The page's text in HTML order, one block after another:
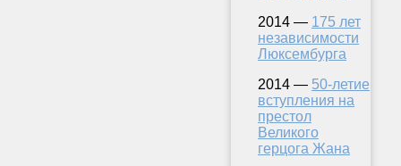
2014 — 175 лет
независимости
Люксембурга
2014 — 50-летие
вступления на
престол
Великого
герцога Жана